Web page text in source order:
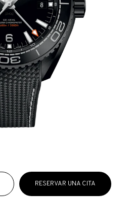
RESERVAR UNA CITA